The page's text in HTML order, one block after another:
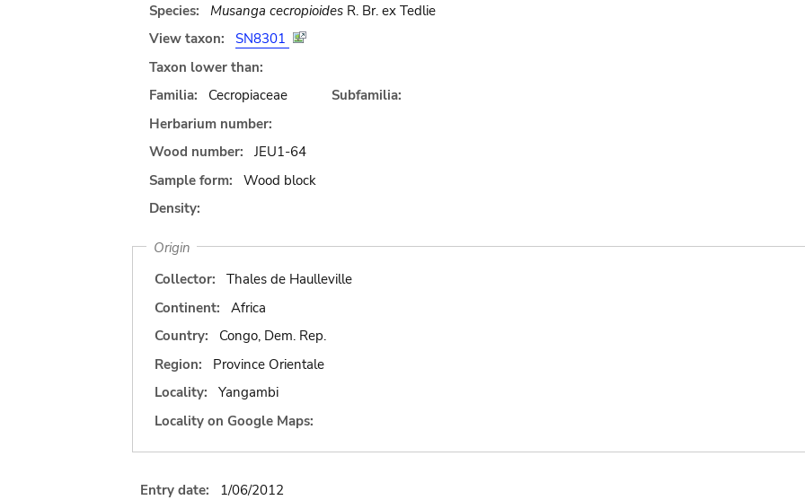
Species: Musanga cecropioidesR. Br. ex Tedlie
View taxon:
SN8301
Taxon lower than:
Familia:
Cecropiaceae
Subfamilia:
Herbarium number:
Wood number:
JEU1-64
Sample form:
Wood block
Density:
Origin
Collector:
Thales de Haulleville
Continent:
Africa
Country:
Congo, Dem. Rep.
Region:
Province Orientale
Locality:
Yangambi
Locality on Google Maps:
Entry date: 1/06/2012